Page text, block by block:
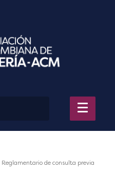
de consulta previa